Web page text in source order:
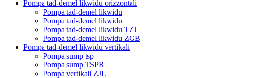
Pompa tad-demel likwidu orizzontali
Pompa tad-demel likwidu
Pompa tad-demel likwidu
Pompa tad-demel likwidu TZJ
Pompa tad-demel likwidu ZGB
Pompa tad-demel likwidu vertikali
Pompa sump tsp
Pompa sump TSPR
Pompa vertikali ZJL